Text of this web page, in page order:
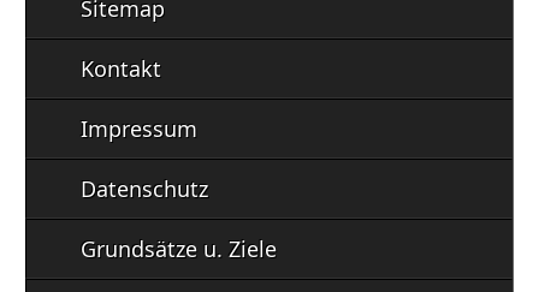
Sitemap
Kontakt
Impressum
Datenschutz
Grundsätze u. Ziele